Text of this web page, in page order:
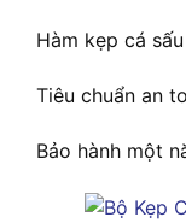
Hàm kẹp cá
Tiêu chuẩn an
Bảo hành một